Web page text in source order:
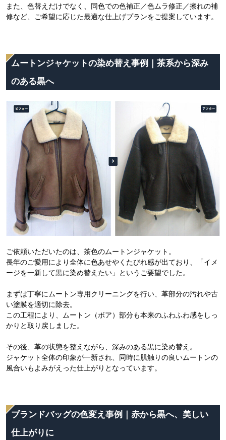
また、色替えだけでなく、同色での色補正／色ムラ修正／擦れの補
修など、ご希望に応じた最適な仕上げプランをご提案しています。
ムートンジャケットの染め替え事例｜茶系から深み
のある黒へ
ご依頼いただいたのは、茶色のムートンジャケット。
長年のご愛用により全体に色あせやくたびれ感が出ており、「イメ
ージを一新して黒に染め替えたい」というご要望でした。
まずは丁寧にムートン専用クリーニングを行い、革部分の汚れや古
い塗膜を適切に除去。
この工程により、ムートン（ボア）部分も本来のふわふわ感をしっ
かりと取り戻しました。
その後、革の状態を整えながら、深みのある黒に染め替え。
ジャケット全体の印象が一新され、同時に肌触りの良いムートンの
風合いもよみがえった仕上がりとなっています。
ブランドバッグの色変え事例｜赤から黒へ、美しい
仕上がりに